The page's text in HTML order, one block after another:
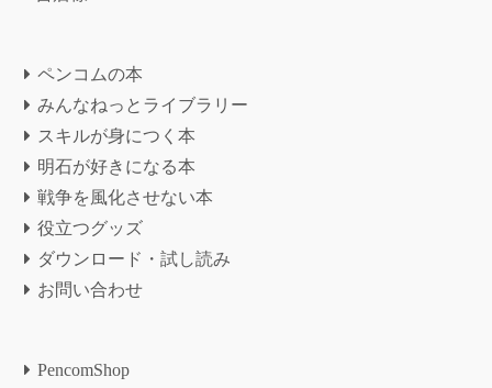
ペンコムの本
みんなねっとライブラリー
スキルが身につく本
明石が好きになる本
戦争を風化させない本
役立つグッズ
ダウンロード・試し読み
お問い合わせ
PencomShop